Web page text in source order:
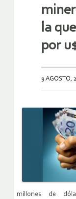
la
por
9 AGOSTO,
millones de